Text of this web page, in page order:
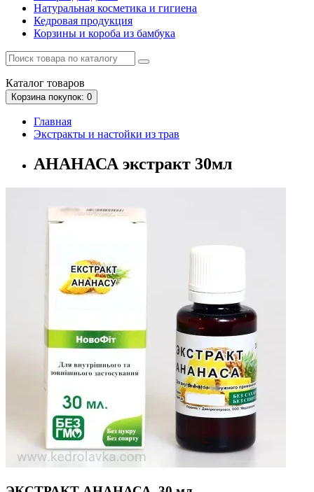
Натуральная косметика и гигиена
Кедровая продукция
Корзины и короба из бамбука
Каталог товаров
Корзинапокупок: 0
Главная
Экстракты и настойки из трав
АНАНАСА экстракт 30мл